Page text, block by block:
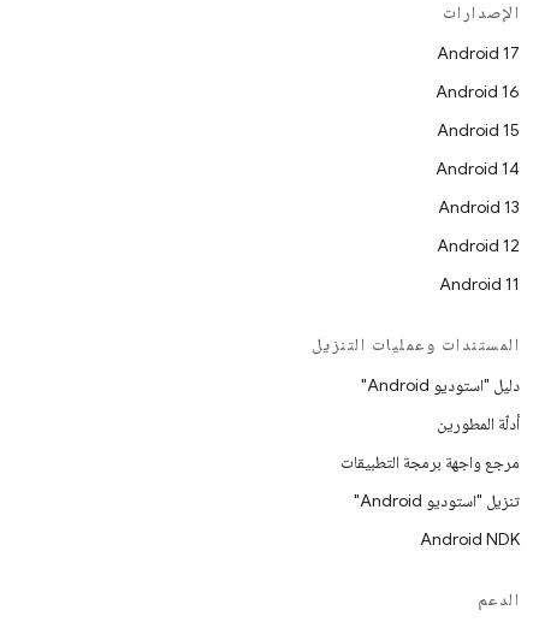
الإصدارات
Android 17
Android 16
Android 15
Android 14
Android 13
Android 12
Android 11
المستندات وعمليات التنزيل
دليل "استوديو Android"
أدلّة المطورين
مرجع واجهة برمجة التطبيقات
تنزيل "استوديو Android"
Android NDK
الدعم